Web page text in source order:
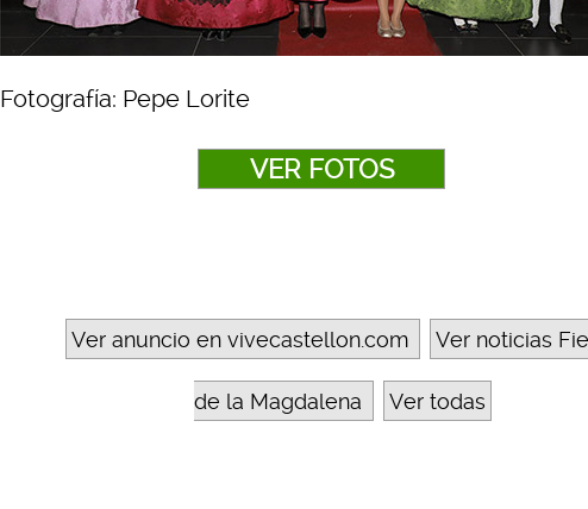
Fotografía: Pepe Lorite
VER FOTOS
Ver anuncio en vivecastellon.com Ver noticias
de la Magdalena Ver todas